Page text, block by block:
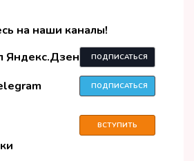
на наши каналы!
Яндекс.Дзен
ПОДПИСАТЬСЯ
ПОДПИСАТЬСЯ
ВСТУПИТЬ